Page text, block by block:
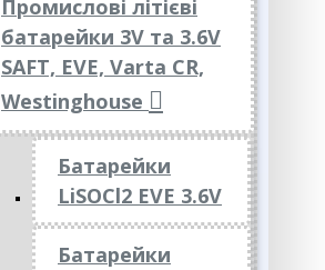
Промислові літієві
батарейки 3V та 3.6V
SAFT, EVE, Varta CR,
Westinghouse
Батарейки
LiSOCl2 EVE 3.6V
Батарейки